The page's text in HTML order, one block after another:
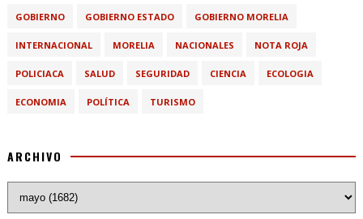
GOBIERNO GOBIERNO ESTADO GOBIERNO MORELIA
INTERNACIONAL MORELIA NACIONALES NOTA ROJA
POLICIACA SALUD SEGURIDAD CIENCIA ECOLOGIA
ECONOMIA POLÍTICA TURISMO
ARCHIVO